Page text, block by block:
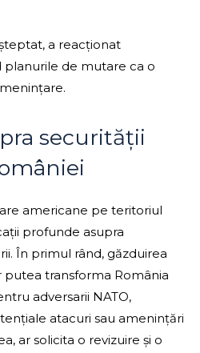
a reacționat
de mutare ca o
securității
americane pe teritoriul
profunde asupra
În primul rând, găzduirea
putea transforma România
adversarii NATO,
atacuri sau amenințări
ar solicita o revizuire și o